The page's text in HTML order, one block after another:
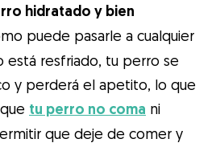
hidratado y bien
puede pasarle a cualquier
está resfriado, tu perro se
y perderá el apetito, lo que
tu perro no coma ni
que deje de comer y